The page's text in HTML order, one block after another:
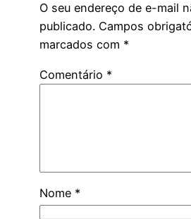
O seu endereço de e-mail
publicado. Campos
marcados com *
Comentário *
Nome *